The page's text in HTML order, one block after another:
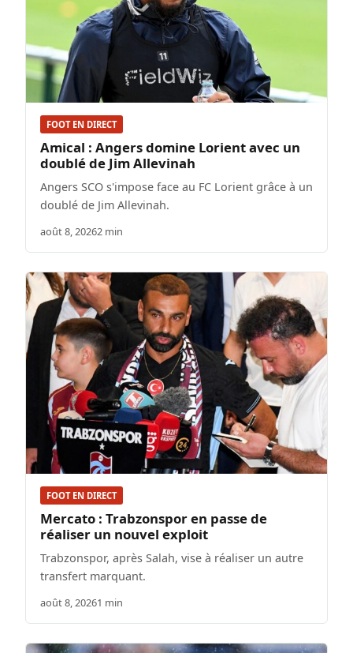
FOOT EN DIRECT
Amical : Angers domine Lorient avec un
doublé de Jim Allevinah
Angers SCO s'impose face au FC Lorient grâce à un
doublé de Jim Allevinah.
août 8, 20262 min
FOOT EN DIRECT
Mercato : Trabzonspor en passe de
réaliser un nouvel exploit
Trabzonspor, après Salah, vise à réaliser un autre
transfert marquant.
août 8, 20261 min